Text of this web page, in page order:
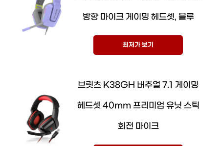
방향 마이크 게이밍 헤드셋, 블루
최저가 보기
브릿츠 K38GH 버추얼 7.1 게이밍
헤드셋 40mm 프리미엄 유닛 스틱
회전 마이크